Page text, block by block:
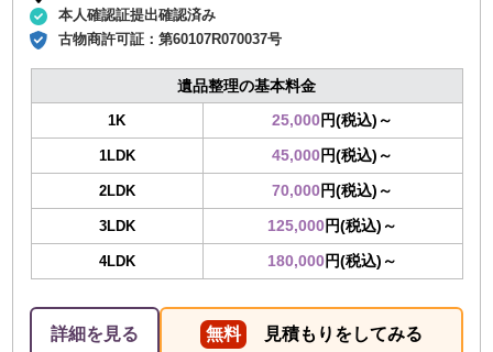
本人確認証提出確認済み
古物商許可証：第60107R070037号
遺品整理の基本料金
1K 25,000円(税込)～
1LDK 45,000円(税込)～
2LDK 70,000円(税込)～
3LDK 125,000円(税込)～
4LDK 180,000円(税込)～
詳細を見る 無料 見積もりをしてみる